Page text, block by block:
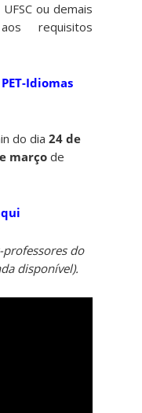
ou demais
requisitos
Idiomas
do dia24 de
marçode
professores do
disponível).